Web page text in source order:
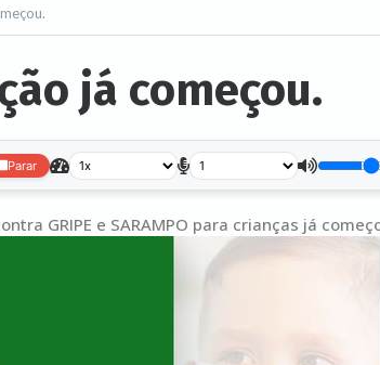
já começou.
Parar
GRIPE e SARAMPO para crianças já